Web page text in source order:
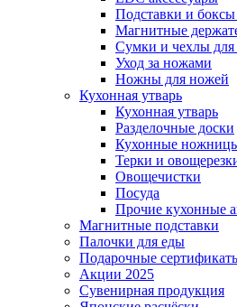
Подставки и
Магнитные
Сумки и чехлы
Уход за ножами
Ножны для ножей
Кухонная утварь
Кухонная утварь
Разделочные доски
Кухонные
Терки и
Овощечистки
Посуда
Прочие кухонные
Магнитные подставки
Палочки для еды
Подарочные
Акции 2025
Сувенирная продукция